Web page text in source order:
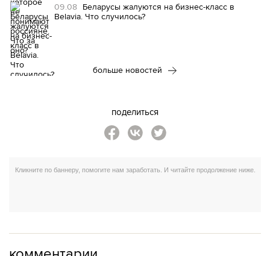
09.08 Беларусы жалуются на бизнес-класс в
Belavia. Что случилось?
больше новостей
поделиться